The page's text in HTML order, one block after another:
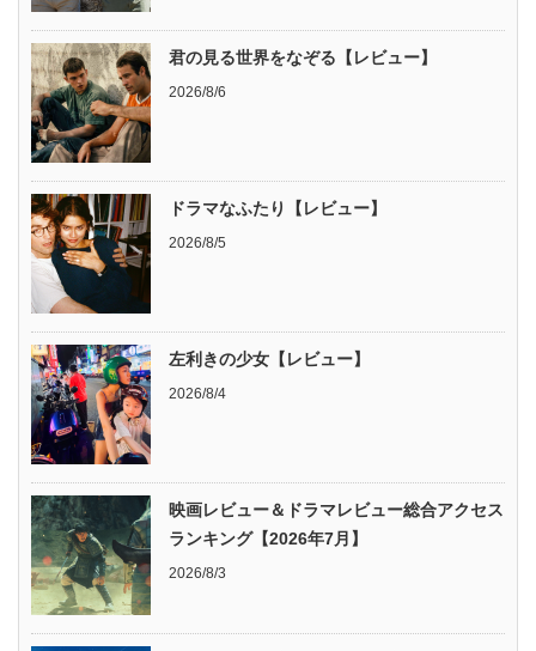
君の見る世界をなぞる【レビュー】
2026/8/6
ドラマなふたり【レビュー】
2026/8/5
左利きの少女【レビュー】
2026/8/4
映画レビュー＆ドラマレビュー総合アクセス
ランキング【2026年7月】
2026/8/3